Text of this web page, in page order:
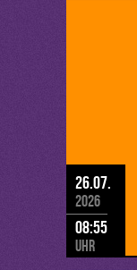
26.07.
2026
08:55
Uhr